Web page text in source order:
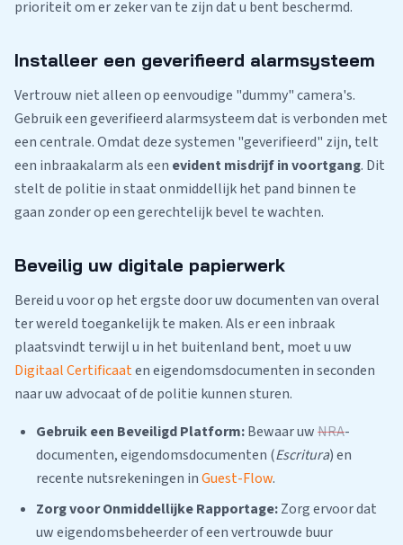
prioriteit om er zeker van te zijn dat u bent beschermd.
Installeer een geverifieerd alarmsysteem
Vertrouw niet alleen op eenvoudige "dummy" camera's.
Gebruik een geverifieerd alarmsysteem dat is verbonden met
een centrale. Omdat deze systemen "geverifieerd" zijn, telt
een inbraakalarm als een evident misdrijf in voortgang. Dit
stelt de politie in staat onmiddellijk het pand binnen te
gaan zonder op een gerechtelijk bevel te wachten.
Beveilig uw digitale papierwerk
Bereid u voor op het ergste door uw documenten van overal
ter wereld toegankelijk te maken. Als er een inbraak
plaatsvindt terwijl u in het buitenland bent, moet u uw
Digitaal Certificaaten eigendomsdocumenten in seconden
naar uw advocaat of de politie kunnen sturen.
Gebruik een Beveiligd Platform:Bewaar uwNRA-
documenten, eigendomsdocumenten (Escritura) en
recente nutsrekeningen inGuest-Flow.
Zorg voor Onmiddellijke Rapportage:Zorg ervoor dat
uw eigendomsbeheerder of een vertrouwde buur